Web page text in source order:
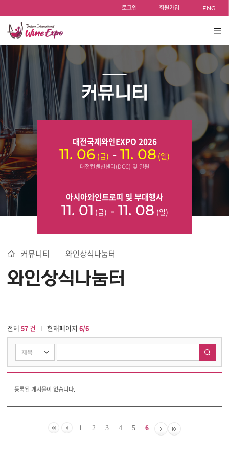
건너뛰기
로그인 회원가입 ENG
전체
보기
커뮤니티
대전국제와인EXPO 2026
11. 06 (금) - 11. 08 (일)
대전컨벤션센터(DCC) 및 일원
아시아와인트로피 및 부대행사
11. 01 (금) - 11. 08 (일)
커뮤니티 와인상식나눔터
와인상식나눔터
전체 57 건 현재페이지 6/6
글리스트
등록된 게시물이 없습니다.
1 2 3 4 5 6